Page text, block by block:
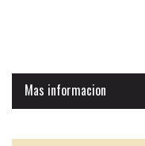
Mas informacion